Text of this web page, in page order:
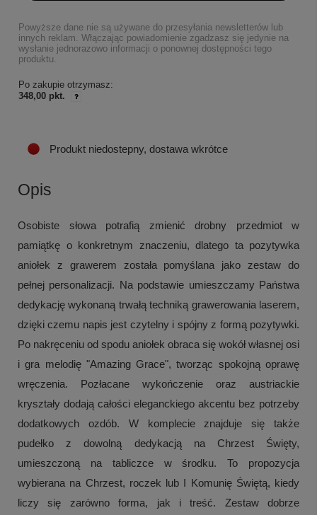
Powyższe dane nie są używane do przesyłania newsletterów lub
innych reklam. Włączając powiadomienie zgadzasz się jedynie na
wysłanie jednorazowo informacji o ponownej dostępności tego
produktu.
Po zakupie otrzymasz:
348,00 pkt.
Produkt niedostepny, dostawa wkrótce
Opis
Osobiste słowa potrafią zmienić drobny przedmiot w
pamiątkę o konkretnym znaczeniu, dlatego ta pozytywka
aniołek z grawerem została pomyślana jako zestaw do
pełnej personalizacji. Na podstawie umieszczamy Państwa
dedykację wykonaną trwałą techniką grawerowania laserem,
dzięki czemu napis jest czytelny i spójny z formą pozytywki.
Po nakręceniu od spodu aniołek obraca się wokół własnej osi
i gra melodię "Amazing Grace", tworząc spokojną oprawę
wręczenia. Pozłacane wykończenie oraz austriackie
kryształy dodają całości eleganckiego akcentu bez potrzeby
dodatkowych ozdób. W komplecie znajduje się także
pudełko z dowolną dedykacją na Chrzest Święty,
umieszczoną na tabliczce w środku. To propozycja
wybierana na Chrzest, roczek lub I Komunię Świętą, kiedy
liczy się zarówno forma, jak i treść. Zestaw dobrze